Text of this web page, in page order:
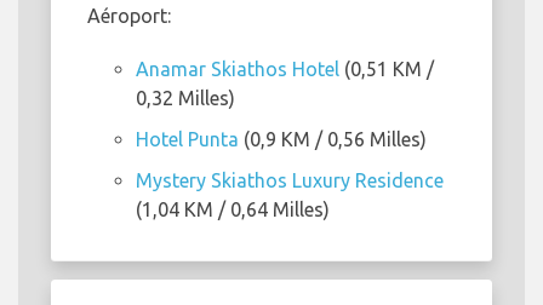
Aéroport:
Anamar Skiathos Hotel (0,51 KM /
0,32 Milles)
Hotel Punta (0,9 KM / 0,56 Milles)
Mystery Skiathos Luxury Residence
(1,04 KM / 0,64 Milles)